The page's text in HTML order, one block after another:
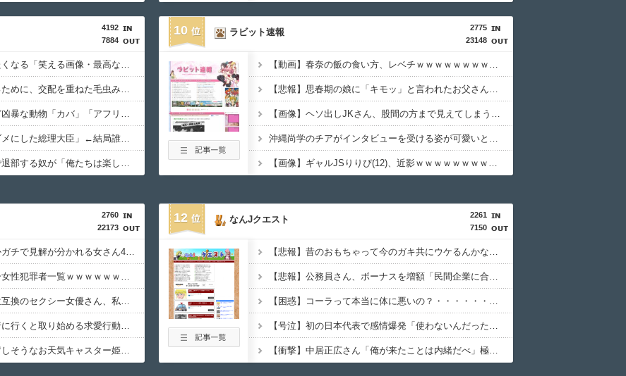
4192
7884
【画像】思わず保存したくなる「笑える画像・最高な画像」貼っていけｗｗｗｗｗ
宮崎駿「心の穴を埋めるために、交配を重ねた毛虫みたいな小さな犬を連れてる人、本当に醜い」←これどう思う？
５大、肉食じゃないけど凶暴な動物「カバ」「アフリカゾウ」「バッファロー」「コーカサスオオカブト」
【徹底議論】「日本をダメにした総理大臣」←結局誰だと思う？
【疑問】スポーツ漫画で退部する奴が「俺たちは楽しくやりたかったんだよ」って言い出す理由ｗｗｗｗｗ
10
2775
23148
ラビット速報
【動画】春奈の飯の食い方、レベチｗｗｗｗｗｗｗｗｗｗｗｗｗｗｗｗｗｗｗｗｗｗｗｗ
【悲報】思春期の娘に「キモッ」と言われたお父さん、グレる
【画像】ヘソ出しJKさん、股間の方まで見えてしまうｗｗｗｗｗｗｗｗｗ
沖縄尚学のチアがインタビューを受ける姿が可愛いと話題に（※動画あり）
【画像】ギャルJSりりぴ(12)、近影ｗｗｗｗｗｗｗｗｗｗ
2760
22173
【画像】誰とヤリたいかガチで見解が分かれる女さん4人衆、発見されるｗｗｗｗｗｗｗ
【画像】日本のセクシー女性犯罪者一覧ｗｗｗｗｗｗｗｗｗ
【画像】橋本環奈の上位互換のセクシー女優さん、私服でも可愛すぎるｗｗｗｗｗｗｗｗｗ
【動画】彼女と温泉旅行に行くと取り始める求愛行動ｗｗｗｗｗｗｗｗｗｗｗ
【画像】弱者男性が興奮しそうなお天気キャスター姫、見つかるｗｗｗｗｗｗｗ
12
2261
7150
なんJクエスト
【悲報】昔のおもちゃって今のガキ共にウケるんかな？ｗｗｗｗｗｗｗｗｗｗ
【悲報】公務員さん、ボーナスを増額「民間企業に合わせました」ｗｗｗｗｗｗｗｗｗｗ
【困惑】コーラって本当に体に悪いの？・・・・・・・・・
【号泣】初の日本代表で感情爆発「使わないんだったら呼ぶな！」福田正博さんが涙の訴え・・・・・・・・・
【衝撃】中居正広さん「俺が来たことは内緒だべ」極秘で熊本ボランティア・・・・・・・・・